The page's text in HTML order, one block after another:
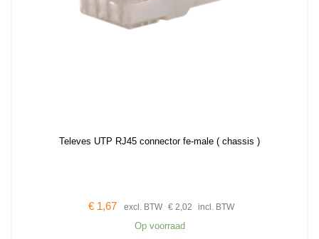
Televes UTP RJ45 connector fe-male ( chassis )
€ 1,67 excl. BTW € 2,02 incl. BTW
Op voorraad